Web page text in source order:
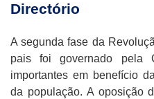
Directório
A segunda fase da
pais foi governado pela
importantes em benefício
da população. A oposição